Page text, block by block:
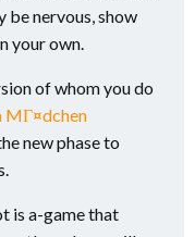
be nervous, show
your own.
of whom you do
MГ¤dchen
new phase to
is a-game that